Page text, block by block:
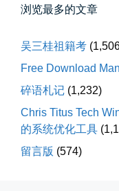
落雪音乐下载最稳定
落雪音乐下载，最稳定
📅 04-10 17:19 👤 Zairun
浏览最多的文章
吴三桂祖籍考
Free Download
碎语札记 (1,232)
Chris Titus Tech
的系统优化工具
留言版 (574)